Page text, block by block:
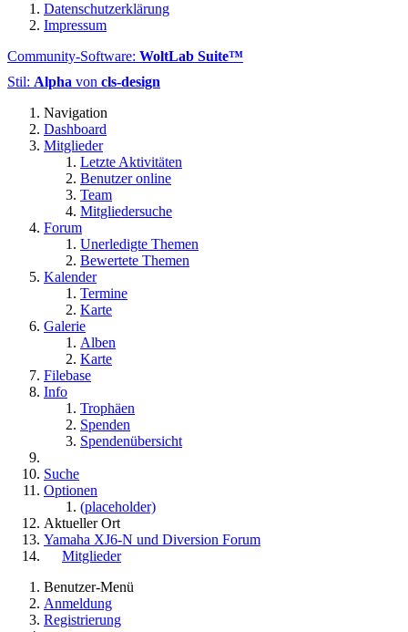
Datenschutzerklärung
Impressum
Community-Software: WoltLab Suite™
Stil: Alpha von cls-design
Navigation
Dashboard
Mitglieder
Letzte Aktivitäten
Benutzer online
Team
Mitgliedersuche
Forum
Unerledigte Themen
Bewertete Themen
Kalender
Termine
Karte
Galerie
Alben
Karte
Filebase
Info
Trophäen
Spenden
Spendenübersicht
Suche
Optionen
(placeholder)
Aktueller Ort
Yamaha XJ6-N und Diversion Forum
Mitglieder
Benutzer-Menü
Anmeldung
Registrierung